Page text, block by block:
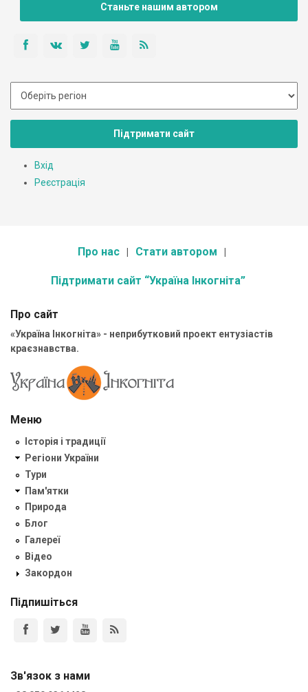
Станьте нашим автором
Підтримати сайт
Вхід
Реєстрація
Про нас Стати автором
Підтримати сайт “Україна Інкогніта”
Про сайт
«Україна Інкогніта» - неприбутковий проект ентузіастів
краєзнавства.
Меню
Історія і традиції
Регіони України
Тури
Пам'ятки
Природа
Блог
Галереї
Відео
Закордон
Підпишіться
Зв'язок з нами